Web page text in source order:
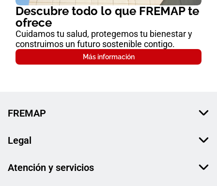
Descubre todo lo que FREMAP te
ofrece
Cuidamos tu salud, protegemos tu bienestar y
construimos un futuro sostenible contigo.
Más información
FREMAP
Legal
Atención y servicios